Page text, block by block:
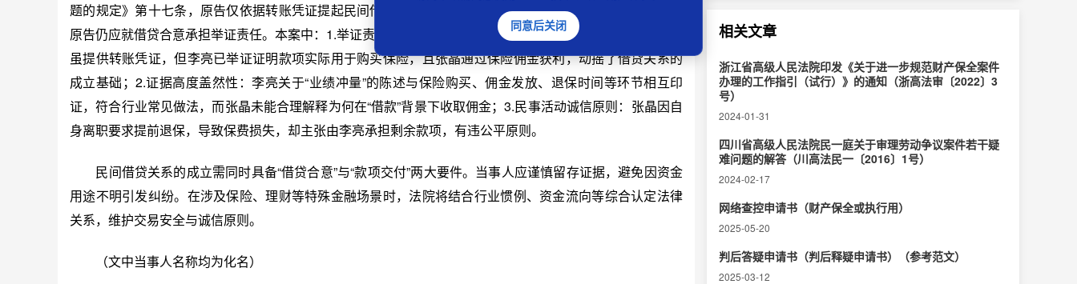
题的规定》第十七条，原告仅依据转账凭证提起民间借贷诉讼时，若被告抗辩并举证证明款项系其他债务，
原告仍应就借贷合意承担举证责任。本案中：1.举证责任分配：张晶作为原告，需证明双方存在借贷合意。其
虽提供转账凭证，但李亮已举证证明款项实际用于购买保险，且张晶通过保险佣金获利，动摇了借贷关系的
成立基础；2.证据高度盖然性：李亮关于“业绩冲量”的陈述与保险购买、佣金发放、退保时间等环节相互印
证，符合行业常见做法，而张晶未能合理解释为何在“借款”背景下收取佣金；3.民事活动诚信原则：张晶因自
身离职要求提前退保，导致保费损失，却主张由李亮承担剩余款项，有违公平原则。
民间借贷关系的成立需同时具备“借贷合意”与“款项交付”两大要件。当事人应谨慎留存证据，避免因资金
用途不明引发纠纷。在涉及保险、理财等特殊金融场景时，法院将结合行业惯例、资金流向等综合认定法律
关系，维护交易安全与诚信原则。
（文中当事人名称均为化名）
相关文章
浙江省高级人民法院印发《关于进一步规范财产保全案件
办理的工作指引（试行）》的通知（浙高法审〔2022〕3
号）
2024-01-31
四川省高级人民法院民一庭关于审理劳动争议案件若干疑
难问题的解答（川高法民一〔2016〕1号）
2024-02-17
网络查控申请书（财产保全或执行用）
2025-05-20
判后答疑申请书（判后释疑申请书）（参考范文）
2025-03-12
同意后关闭